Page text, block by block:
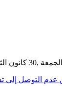
GMT 09:47 2026 الجمعة ,30 كانون الثاني / يناير
عدم التوصل